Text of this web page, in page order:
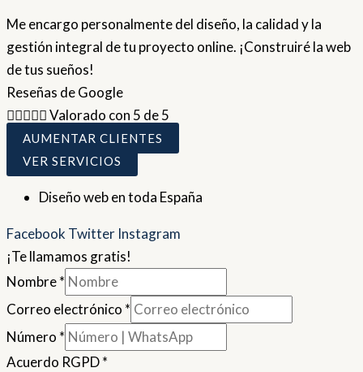
Me encargo personalmente del diseño, la calidad y la
gestión integral de tu proyecto online. ¡Construiré la web
de tus sueños!
Reseñas de Google
Valorado con 5 de 5
AUMENTAR CLIENTES
VER SERVICIOS
Diseño web en toda España
Facebook Twitter Instagram
¡Te llamamos gratis!
Nombre*
Correo electrónico *
Número *
Acuerdo RGPD*